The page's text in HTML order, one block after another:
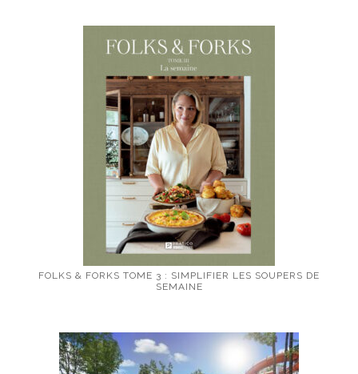
FOLKS & FORKS TOME 3 : SIMPLIFIER LES SOUPERS DE
SEMAINE